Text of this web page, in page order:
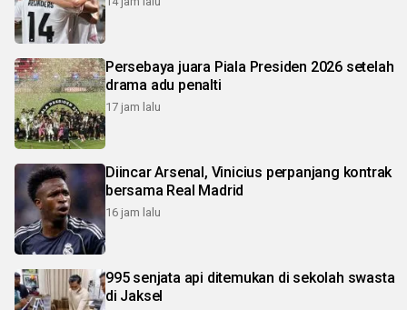
Persebaya juara Piala Presiden 2026 setelah
drama adu penalti
17 jam lalu
Diincar Arsenal, Vinicius perpanjang kontrak
bersama Real Madrid
16 jam lalu
995 senjata api ditemukan di sekolah swasta
di Jaksel